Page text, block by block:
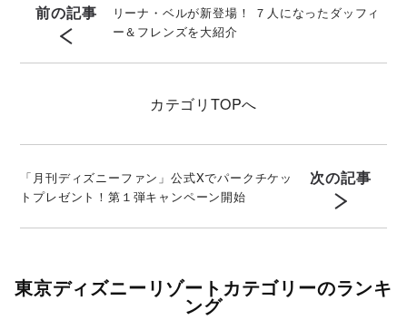
前の記事
リーナ・ベルが新登場！ ７人になったダッフィ
ー＆フレンズを大紹介
カテゴリ TOPへ
「月刊ディズニーファン」公式Xでパークチケッ
トプレゼント！第１弾キャンペーン開始
次の記事
東京ディズニーリゾートカテゴリーのランキ
ング